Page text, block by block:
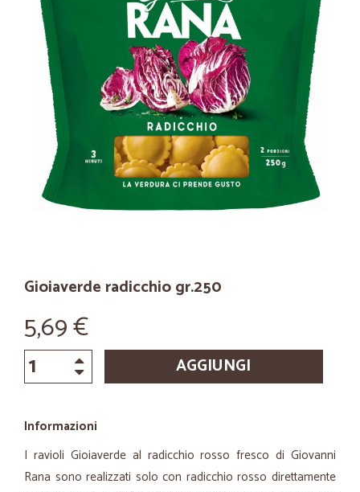
Gioiaverde radicchio gr.250
5,69 €
AGGIUNGI
Informazioni
I ravioli Gioiaverde al radicchio rosso fresco di Giovanni
Rana sono realizzati solo con radicchio rosso direttamente